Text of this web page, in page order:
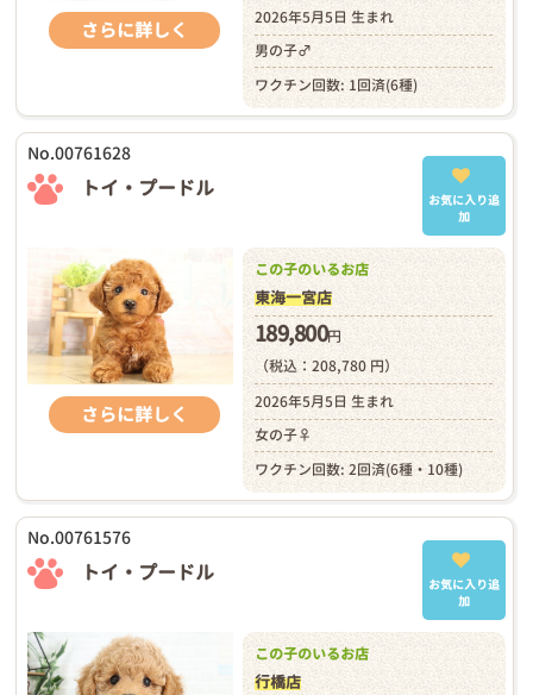
さらに詳しく
2026年5月5日 生まれ
男の子♂
ワクチン回数: 1回済(6種)
No.00761628
トイ・プードル
お気に入り追
加
さらに詳しく
この子のいるお店
東海一宮店
189,800円
（税込：208,780 円）
2026年5月5日 生まれ
女の子♀
ワクチン回数: 2回済(6種・10種)
No.00761576
トイ・プードル
お気に入り追
加
この子のいるお店
行橋店